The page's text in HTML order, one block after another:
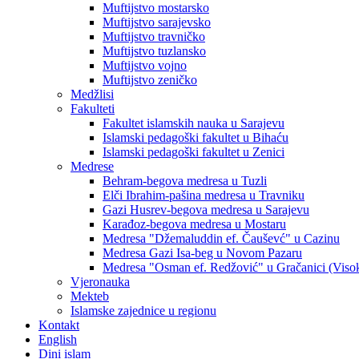
Muftijstvo mostarsko
Muftijstvo sarajevsko
Muftijstvo travničko
Muftijstvo tuzlansko
Muftijstvo vojno
Muftijstvo zeničko
Medžlisi
Fakulteti
Fakultet islamskih nauka u Sarajevu
Islamski pedagoški fakultet u Bihaću
Islamski pedagoški fakultet u Zenici
Medrese
Behram-begova medresa u Tuzli
Elči Ibrahim-pašina medresa u Travniku
Gazi Husrev-begova medresa u Sarajevu
Karađoz-begova medresa u Mostaru
Medresa "Džemaluddin ef. Čauševć" u Cazinu
Medresa Gazi Isa-beg u Novom Pazaru
Medresa "Osman ef. Redžović" u Gračanici
Vjeronauka
Mekteb
Islamske zajednice u regionu
Kontakt
English
Dini islam